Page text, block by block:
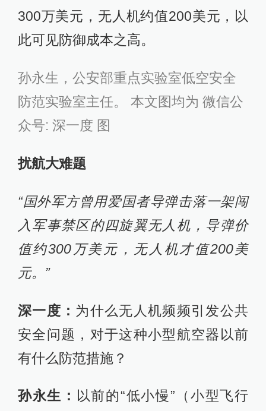
300万美元，无人机约值200美元，以
此可见防御成本之高。
孙永生，公安部重点实验室低空安全
防范实验室主任。 本文图均为 微信公
众号: 深一度 图
扰航大难题
“国外军方曾用爱国者导弹击落一架闯
入军事禁区的四旋翼无人机，导弹价
值约300万美元，无人机才值200美
元。”
深一度： 为什么无人机频频引发公共
安全问题，对于这种小型航空器以前
有什么防范措施？
孙永生： 以前的“低小慢”（小型飞行